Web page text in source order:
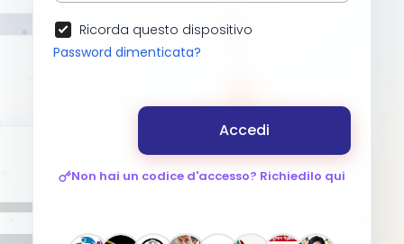
Ricorda questo dispositivo
Password dimenticata?
Accedi
Non hai un codice d'accesso? Richiedilo qui